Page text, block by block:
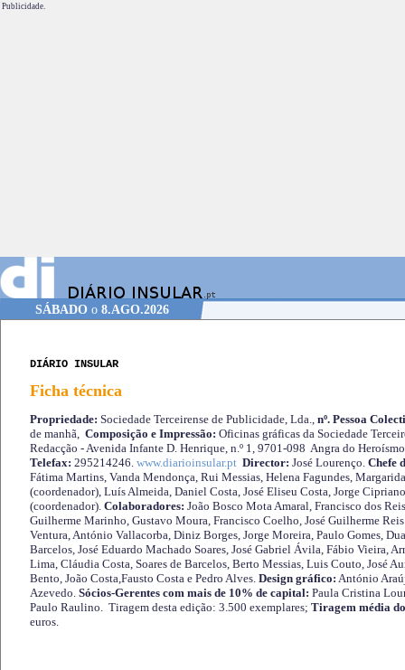
Publicidade.
SÁBADOo 8.AGO.2026
DIÁRIO INSULAR
Ficha técnica
Propriedade: Sociedade Terceirense de Publicidade, Lda., nº. Pessoa
de manhã, Composição e Impressão: Oficinas gráficas da Sociedade
Redacção - Avenida Infante D. Henrique, n.º 1, 9701-098 Angra do
Telefax: 295214246. www.diarioinsular.pt Director: José Lourenço. Chefe
Fátima Martins, Vanda Mendonça, Rui Messias, Helena Fagundes,
(coordenador), Luís Almeida, Daniel Costa, José Eliseu Costa, Jorge
(coordenador). Colaboradores: João Bosco Mota Amaral, Francisco dos
Guilherme Marinho, Gustavo Moura, Francisco Coelho, José Guilherme
Ventura, António Vallacorba, Diniz Borges, Jorge Moreira, Paulo Gomes,
Barcelos, José Eduardo Machado Soares, José Gabriel Ávila, Fábio Vieira,
Lima, Cláudia Costa, Soares de Barcelos, Berto Messias, Luis Couto, José
Bento, João Costa,Fausto Costa e Pedro Alves. Design gráfico: António
Azevedo. Sócios-Gerentes com mais de 10% de capital: Paula Cristina
Paulo Raulino. Tiragem desta edição: 3.500 exemplares; Tiragem média
euros.